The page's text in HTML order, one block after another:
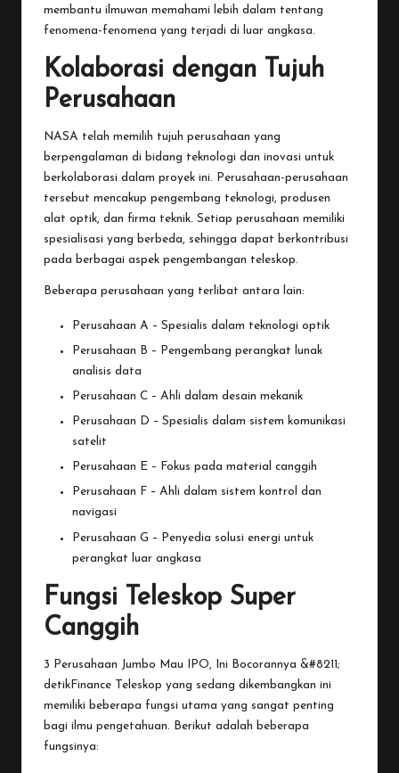
membantu ilmuwan memahami lebih dalam tentang
fenomena-fenomena yang terjadi di luar angkasa.
Kolaborasi dengan Tujuh
Perusahaan
NASA telah memilih tujuh perusahaan yang
berpengalaman di bidang teknologi dan inovasi untuk
berkolaborasi dalam proyek ini. Perusahaan-perusahaan
tersebut mencakup pengembang teknologi, produsen
alat optik, dan firma teknik. Setiap perusahaan memiliki
spesialisasi yang berbeda, sehingga dapat berkontribusi
pada berbagai aspek pengembangan teleskop.
Beberapa perusahaan yang terlibat antara lain:
Perusahaan A – Spesialis dalam teknologi optik
Perusahaan B – Pengembang perangkat lunak
analisis data
Perusahaan C – Ahli dalam desain mekanik
Perusahaan D – Spesialis dalam sistem komunikasi
satelit
Perusahaan E – Fokus pada material canggih
Perusahaan F – Ahli dalam sistem kontrol dan
navigasi
Perusahaan G – Penyedia solusi energi untuk
perangkat luar angkasa
Fungsi Teleskop Super
Canggih
3 Perusahaan Jumbo Mau IPO, Ini Bocorannya &#8211;
detikFinance Teleskop yang sedang dikembangkan ini
memiliki beberapa fungsi utama yang sangat penting
bagi ilmu pengetahuan. Berikut adalah beberapa
fungsinya: